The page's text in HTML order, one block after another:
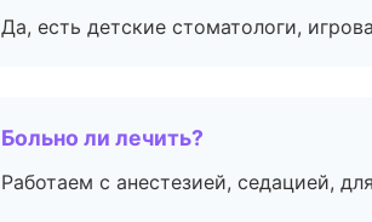
Да, есть детские стоматологи,
Больно ли лечить?
Работаем с анестезией, седацией,